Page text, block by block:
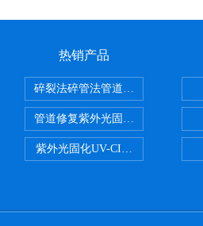
热销产品
碎裂法碎管法管道修复技术
管道修复紫外光固化修复CIPP内
紫外光固化UV-CIPP修复管道非